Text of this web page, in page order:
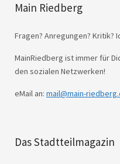
Main Riedberg
Fragen? Anregungen? Kritik?
MainRiedberg ist immer für
den sozialen Netzwerken!
eMail an: mail@main-
Das Stadtteilmagazin